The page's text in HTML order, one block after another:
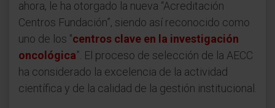
ahora, le ha otorgado la nueva “Acreditación
Centros Fundación”, siendo así reconocido como
uno de los "centros clave en la investigación
oncológica”. El proceso de selección de la AECC
ha considerado la excelencia de la actividad
científica y de la calidad de la gestión institucional.